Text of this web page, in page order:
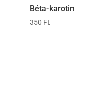
Béta-karotin
350 Ft